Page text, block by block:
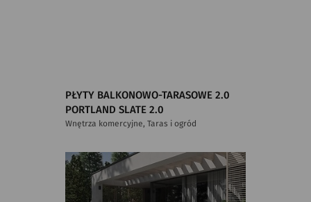
PŁYTY BALKONOWO-TARASOWE 2.0
PORTLAND SLATE 2.0
Wnętrza komercyjne, Taras i ogród